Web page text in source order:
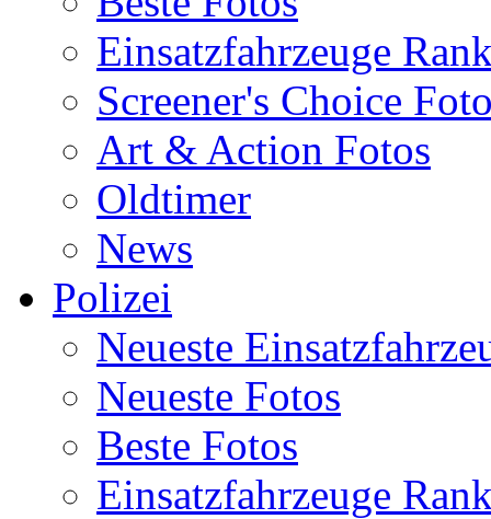
Einsatzfahrzeuge
Screener's Choice
Art & Action Fotos
Oldtimer
News
Polizei
Neueste
Neueste Fotos
Beste Fotos
Einsatzfahrzeuge